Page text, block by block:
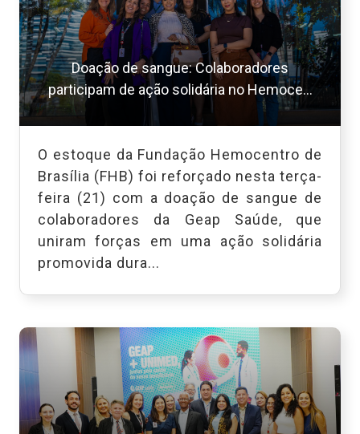
Doação de sangue: Colaboradores
participam de ação solidária no Hemoce...
O estoque da Fundação Hemocentro de
Brasília (FHB) foi reforçado nesta terça-
feira (21) com a doação de sangue de
colaboradores da Geap Saúde, que
uniram forças em uma ação solidária
promovida dura...